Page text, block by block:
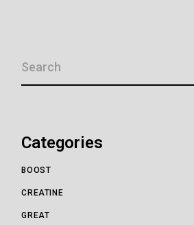
SEARCH
Categories
BOOST
CREATINE
GREAT